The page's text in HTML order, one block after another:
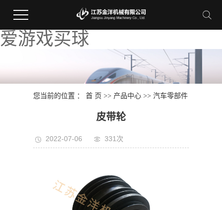
爱游戏买球
您当前的位置 ：首 页 >> 产品中心 >>汽车零部件
皮带轮
2022-07-06 331次